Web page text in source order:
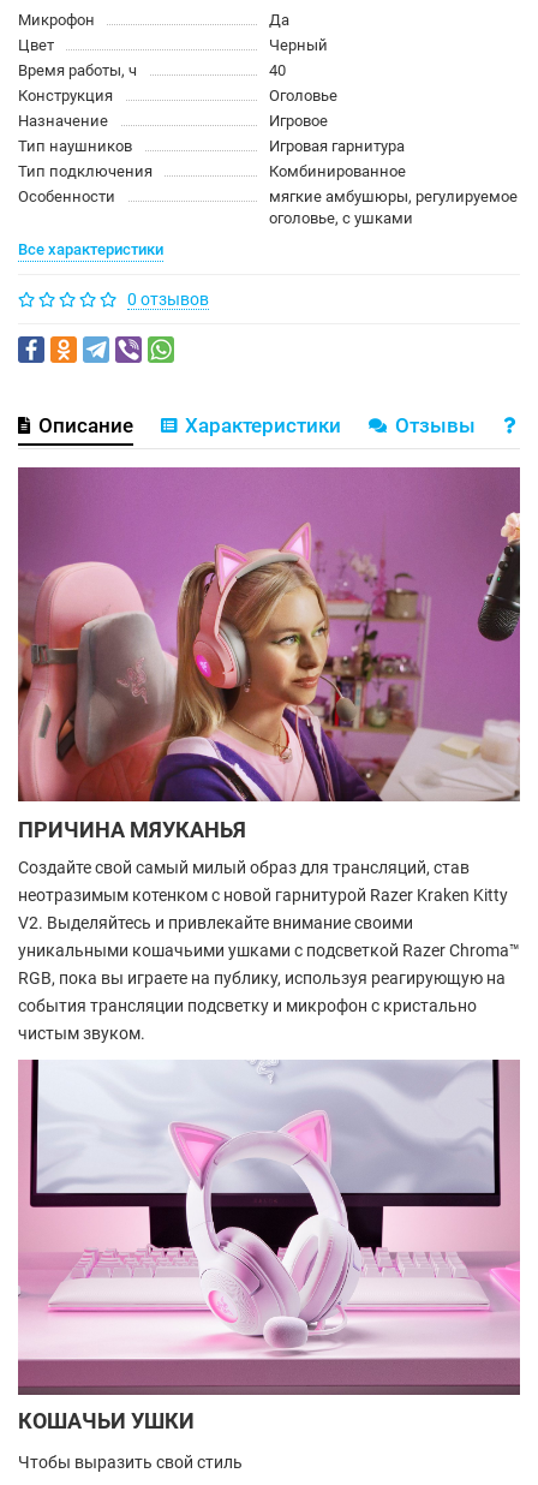
Микрофон
Да
Цвет
Черный
Время работы, ч
40
Конструкция
Оголовье
Назначение
Игровое
Тип наушников
Игровая гарнитура
Тип подключения
Комбинированное
Особенности
мягкие амбушюры, регулируемое
оголовье, с ушками
Все характеристики
0 отзывов
Описание Характеристики Отзывы
ПРИЧИНА МЯУКАНЬЯ
Создайте свой самый милый образ для трансляций, став
неотразимым котенком с новой гарнитурой Razer Kraken Kitty
V2. Выделяйтесь и привлекайте внимание своими
уникальными кошачьими ушками с подсветкой Razer Chroma™
RGB, пока вы играете на публику, используя реагирующую на
события трансляции подсветку и микрофон с кристально
чистым звуком.
КОШАЧЬИ УШКИ
Чтобы выразить свой стиль